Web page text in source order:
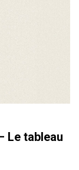
Le tableau